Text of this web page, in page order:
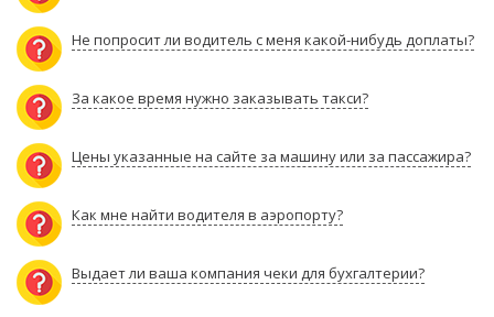
Не попросит ли водитель с меня какой-нибудь доплаты?
За какое время нужно заказывать такси?
Цены указанные на сайте за машину или за пассажира?
Как мне найти водителя в аэропорту?
Выдает ли ваша компания чеки для бухгалтерии?